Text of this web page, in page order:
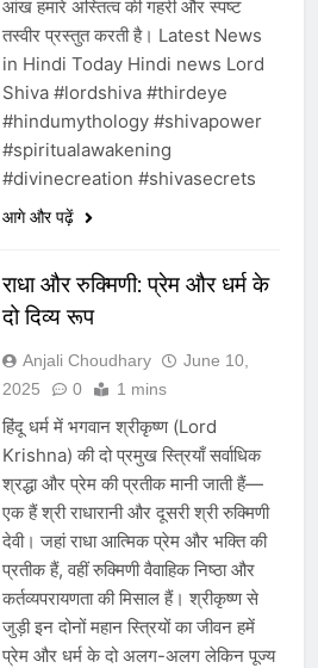
आंख हमारे अस्तित्व की गहरी और स्पष्ट
तस्वीर प्रस्तुत करती है। Latest News
in Hindi Today Hindi news Lord
Shiva #lordshiva #thirdeye
#hindumythology #shivapower
#spiritualawakening
#divinecreation #shivasecrets
आगे और पढ़ें
राधा और रुक्मिणी: प्रेम और धर्म के
दो दिव्य रूप
Anjali Choudhary
June 10,
2025
0 1 mins
हिंदू धर्म में भगवान श्रीकृष्ण (Lord
Krishna) की दो प्रमुख स्त्रियाँ सर्वाधिक
श्रद्धा और प्रेम की प्रतीक मानी जाती हैं—
एक हैं श्री राधारानी और दूसरी श्री रुक्मिणी
देवी। जहां राधा आत्मिक प्रेम और भक्ति की
प्रतीक हैं, वहीं रुक्मिणी वैवाहिक निष्ठा और
कर्तव्यपरायणता की मिसाल हैं। श्रीकृष्ण से
जुड़ी इन दोनों महान स्त्रियों का जीवन हमें
प्रेम और धर्म के दो अलग-अलग लेकिन पूज्य